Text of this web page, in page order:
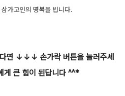
가고인의 명복을 빕니다.
면 ↓↓↓ 손가락 버튼을 눌러주세
게 큰 힘이 된답니다 ^^*